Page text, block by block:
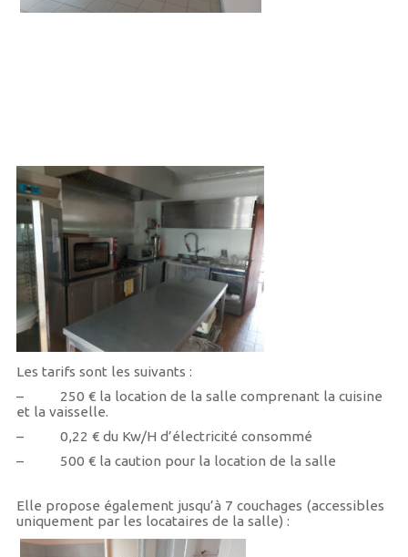
Les tarifs sont les suivants :
– 250 € la location de la salle comprenant la cuisine
et la vaisselle.
– 0,22 € du Kw/H d’électricité consommé
– 500 € la caution pour la location de la salle
Elle propose également jusqu’à 7 couchages (accessibles
uniquement par les locataires de la salle) :